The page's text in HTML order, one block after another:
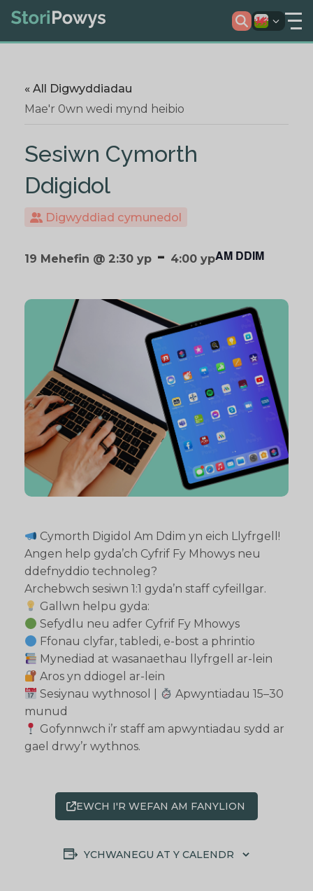
« All Digwyddiadau
Mae'r 0wn wedi mynd heibio
Sesiwn Cymorth
Ddigidol
Digwyddiad cymunedol
19 Mehefin @ 2:30 yp - 4:00 ypAM DDIM
Cymorth Digidol Am Ddim yn eich Llyfrgell!
Angen help gyda’ch Cyfrif Fy Mhowys neu
ddefnyddio technoleg?
Archebwch sesiwn 1:1 gyda’n staff cyfeillgar.
Gallwn helpu gyda:
Sefydlu neu adfer Cyfrif Fy Mhowys
Ffonau clyfar, tabledi, e-bost a phrintio
Mynediad at wasanaethau llyfrgell ar-lein
Aros yn ddiogel ar-lein
Sesiynau wythnosol |
Apwyntiadau 15–30
munud
Gofynnwch i’r staff am apwyntiadau sydd ar
gael drwy’r wythnos.
EWCH I'R WEFAN AM FANYLION
YCHWANEGU AT Y CALENDR